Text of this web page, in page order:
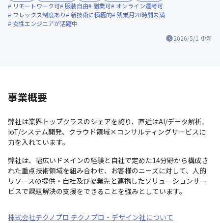
2026/5/1 更新
リモートワーク可 服装自由 副業可
オンライン選考可
フレックス制度あり
新技術に積極的 残業月20時間未満
女性エンジニアが活躍中
事業概要
弊社は業界トップクラスのシェアを誇り、直近はAI/データ解析、
IoT/システム開発、クラウド領域×コンサルティングサービスに
力を入れています。
弊社は、幅広いドメインの経験と自社で定めた14分野から構成さ
れた重点技術領域を組み合わせ、お客様のニーズに対して、人的
リソースの提供・自社及び協業先と連携したソリューションサー
ビスで課題解決の支援をできることを強みとしています。
株式会社テクノプロ テクノプロ・デザイン社について